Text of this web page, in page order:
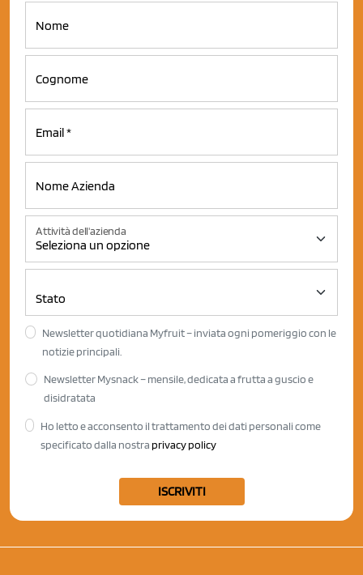
Attività dell'azienda
Newsletter quotidiana Myfruit – inviata ogni pomeriggio con le
notizie principali.
Newsletter Mysnack – mensile, dedicata a frutta a guscio e
disidratata
Ho letto e acconsento il trattamento dei dati personali come
specificato dalla nostra privacy policy
ISCRIVITI